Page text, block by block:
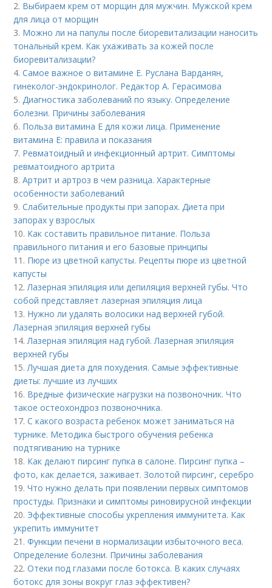
2. Выбираем крем от морщин для мужчин. Мужской крем
для лица от морщин
3. Можно ли на папулы после биоревитализации наносить
тональный крем. Как ухаживать за кожей после
биоревитализации?
4.Самое важное о витамине Е. Руслана Варданян,
гинеколог-эндокринолог. Редактор А. Герасимова
5.Диагностика заболеваний по языку. Определение
болезни. Причины заболевания
6. Польза витамина Е для кожи лица. Применение
витамина E: правила и показания
7. Ревматоидный и инфекционный артрит. Симптомы
ревматоидного артрита
8.Артрит и артроз в чем разница. Характерные
особенности заболеваний
9.Слабительные продукты при запорах. Диета при
запорах у взрослых
10. Как составить правильное питание. Польза
правильного питания и его базовые принципы
11. Пюре из цветной капусты. Рецепты пюре из цветной
капусты
12.Лазерная эпиляция или депиляция верхней губы. Что
собой представляет лазерная эпиляция лица
13. Нужно ли удалять волосики над верхней губой.
Лазерная эпиляция верхней губы
14.Лазерная эпиляция над губой. Лазерная эпиляция
верхней губы
15.Лучшая диета для похудения. Самые эффективные
диеты: лучшие из лучших
16. Вредные физические нагрузки на позвоночник. Что
такое остеохондроз позвоночника.
17.С какого возраста ребенок может заниматься на
турнике. Методика быстрого обучения ребенка
подтягиванию на турнике
18. Как делают пирсинг пупка в салоне. Пирсинг пупка –
фото, как делается, заживает. Золотой пирсинг, серебро
19.Что нужно делать при появлении первых симптомов
простуды. Признаки и симптомы риновирусной инфекции
20. Эффективные способы укрепления иммунитета. Как
укрепить иммунитет
21.Функции печени в нормализации избыточного веса.
Определение болезни. Причины заболевания
22.Отеки под глазами после ботокса. В каких случаях
ботокс для зоны вокруг глаз эффективен?